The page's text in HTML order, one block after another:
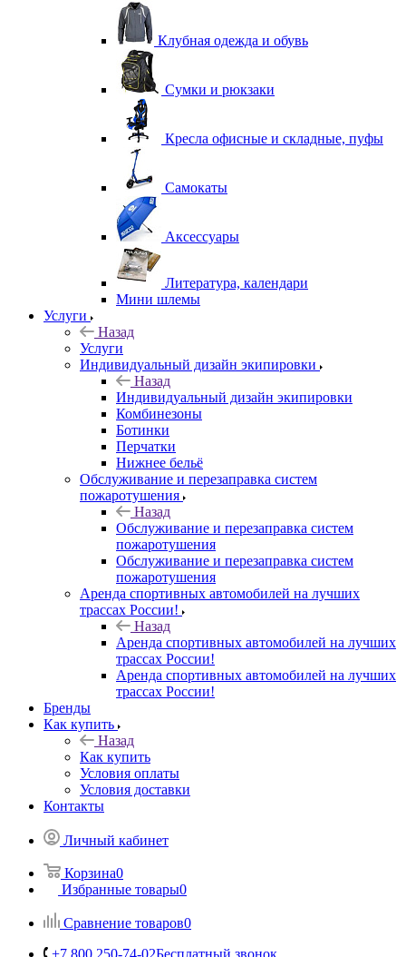
Клубная одежда и обувь
Сумки и рюкзаки
Кресла офисные и складные, пуфы
Самокаты
Аксессуары
Литература, календари
Мини шлемы
Услуги
Назад
Услуги
Индивидуальный дизайн экипировки
Назад
Индивидуальный дизайн экипировки
Комбинезоны
Ботинки
Перчатки
Нижнее бельё
Обслуживание и перезаправка систем
пожаротушения
Назад
Обслуживание и перезаправка систем
пожаротушения
Обслуживание и перезаправка систем
пожаротушения
Аренда спортивных автомобилей на лучших
трассах России!
Назад
Аренда спортивных автомобилей на лучших
трассах России!
Аренда спортивных автомобилей на лучших
трассах России!
Бренды
Как купить
Назад
Как купить
Условия оплаты
Условия доставки
Контакты
Личный кабинет
Корзина0
Избранные товары0
Сравнение товаров0
+7 800 250-74-02Бесплатный звонок